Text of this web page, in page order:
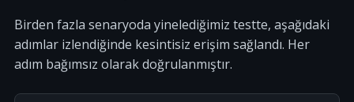
Birden fazla senaryoda yinelediğimiz testte, aşağıdaki
adımlar izlendiğinde kesintisiz erişim sağlandı. Her
adım bağımsız olarak doğrulanmıştır.